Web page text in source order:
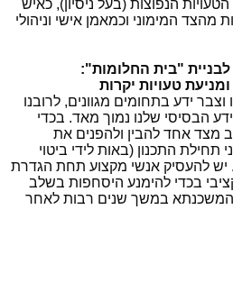
הנפוצות (בעל ניסיון), כאיש
המימוני וכמאמן אישי וניהולי
"בית החלומות":
טעויות יקרות
ידע בתחומים מגוונים, לרובנו
הבסיסי שלנו נמוך מאד. בכדי
מצד אחד להבין ולהפנים את
תחילת התכנון (באות לידי ביטוי
יש להעסיק אנשי מקצוע תחת הגדרת
בכדי להימנע היסחפות בשלב
המשכנתא במשך שנים רבות לאחר